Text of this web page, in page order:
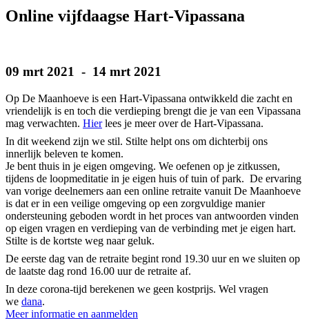
Online vijfdaagse Hart-Vipassana
09 mrt 2021 - 14 mrt 2021
Op De Maanhoeve is een Hart-Vipassana ontwikkeld die zacht en
vriendelijk is en toch die verdieping brengt die je van een Vipassana
mag verwachten. Hierlees je meer over de Hart-Vipassana.
In dit weekend zijn we stil. Stilte helpt ons om dichterbij ons
innerlijk beleven te komen.
Je bent thuis in je eigen omgeving. We oefenen op je zitkussen,
tijdens de loopmeditatie in je eigen huis of tuin of park. De ervaring
van vorige deelnemers aan een online retraite vanuit De Maanhoeve
is dat er in een veilige omgeving op een zorgvuldige manier
ondersteuning geboden wordt in het proces van antwoorden vinden
op eigen vragen en verdieping van de verbinding met je eigen hart.
Stilte is de kortste weg naar geluk.
De eerste dag van de retraite begint rond 19.30 uur en we sluiten op
de laatste dag rond 16.00 uur de retraite af.
In deze corona-tijd berekenen we geen kostprijs. Wel vragen
we dana.
Meer informatie en aanmelden